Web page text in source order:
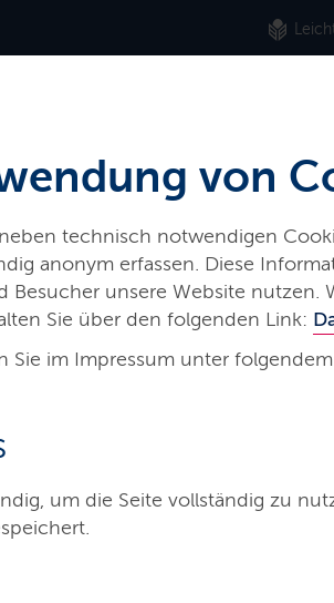
von
technisch notwendigen
anonym erfassen. Diese
unsere Website nutzen.
Sie über den folgenden Link:
Sie im Impressum unter
um die Seite vollständig zu